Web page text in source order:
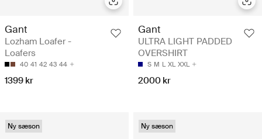
Gant
Lozham Loafer -
Loafers
40 41 42 43 44
1399 kr
Gant
ULTRA LIGHT PADDED
OVERSHIRT
S M L XL XXL
2000 kr
Ny sæson Ny sæson